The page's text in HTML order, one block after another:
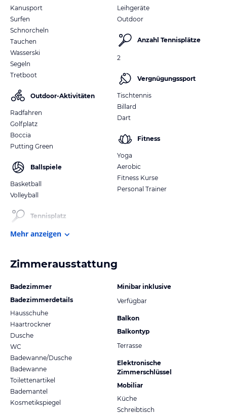
Kanusport
Surfen
Schnorcheln
Tauchen
Wasserski
Segeln
Tretboot
Outdoor-Aktivitäten
Radfahren
Golfplatz
Boccia
Putting Green
Ballspiele
Basketball
Volleyball
Tennisplatz
Leihgeräte
Outdoor
Anzahl Tennisplätze
2
Vergnügungssport
Tischtennis
Billard
Dart
Fitness
Yoga
Aerobic
Fitness Kurse
Personal Trainer
Mehr anzeigen
Zimmerausstattung
Badezimmer
Badezimmerdetails
Hausschuhe
Haartrockner
Dusche
WC
Badewanne/Dusche
Badewanne
Toilettenartikel
Bademantel
Kosmetikspiegel
Minibar inklusive
Verfügbar
Balkon
Balkontyp
Terrasse
Elektronische
Zimmerschlüssel
Mobiliar
Küche
Schreibtisch